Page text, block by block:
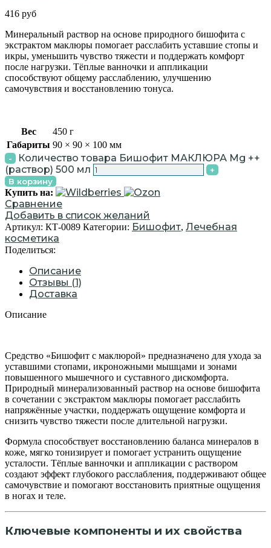
416 руб
Минеральный раствор на основе природного бишофита с
экстрактом маклюры помогает расслабить уставшие стопы и
икры, уменьшить чувство тяжести и поддержать комфорт
после нагрузки. Тёплые ванночки и аппликации
способствуют общему расслаблению, улучшению
самочувствия и восстановлению тонуса.
Вес
450 г
Габариты 90 × 90 × 100 мм
Количество товара Бишофит МАКЛЮРА Mg ++
(раствор) 500 мл
В корзину
Купить на:
Сравнение
Добавить в список желаний
Артикул: КТ-0089 Категории: Бишофит, Лечебная
косметика
Поделиться:
Описание
Отзывы (1)
Доставка
Описание
Средство «Бишофит с маклюрой» предназначено для ухода за
уставшими стопами, икроножными мышцами и зонами
повышенного мышечного и суставного дискомфорта.
Природный минерализованный раствор на основе бишофита
в сочетании с экстрактом маклюры помогает расслабить
напряжённые участки, поддержать ощущение комфорта и
снизить чувство тяжести после длительной нагрузки.
Формула способствует восстановлению баланса минералов в
коже, мягко тонизирует и помогает устранить ощущение
усталости. Тёплые ванночки и аппликации с раствором
создают эффект глубокого расслабления, поддерживают общее
самочувствие и помогают восстановить приятные ощущения
в ногах и теле.
Ключевые компоненты и их свойства